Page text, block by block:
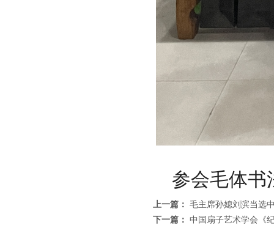
参会毛体书
上一篇： 毛主席孙媳刘滨当选
下一篇： 中国扇子艺术学会《